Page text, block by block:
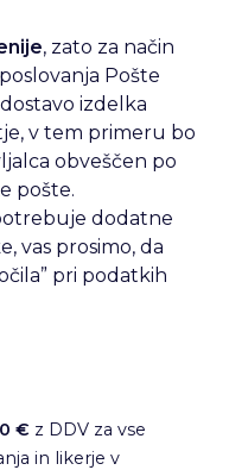
, zato za način
Pošte
izdelka
v tem primeru bo
obveščen po
pošte.
dodatne
vas prosimo, da
pri podatkih
€ z DDV za vse
in likerje v